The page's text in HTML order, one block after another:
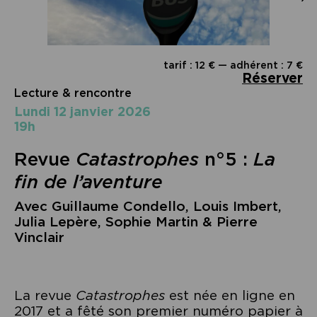
tarif : 12 € — adhérent : 7 €
Réserver
Lecture & rencontre
lundi 12 janvier 2026
19h
Revue Catastrophes n°5 : La
fin de l’aventure
Avec Guillaume Condello, Louis Imbert,
Julia Lepère, Sophie Martin & Pierre
Vinclair
La revue Catastrophes est née en ligne en
2017 et a fêté son premier numéro papier à